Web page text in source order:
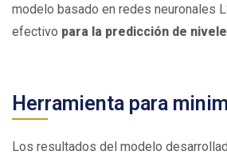
modelo basado en redes neuronales
efectivo para la predicción de
Herramienta para
Los resultados del modelo